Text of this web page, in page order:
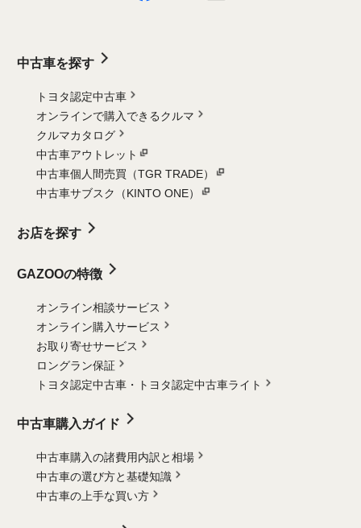
中古車を探す
トヨタ認定中古車
オンラインで購入できるクルマ
クルマカタログ
中古車アウトレット
中古車個人間売買（TGR TRADE）
中古車サブスク（KINTO ONE）
お店を探す
GAZOOの特徴
オンライン相談サービス
オンライン購入サービス
お取り寄せサービス
ロングラン保証
トヨタ認定中古車・
トヨタ認定中古車ライト
中古車購入ガイド
中古車購入の諸費用内訳と相場
中古車の選び方と基礎知識
中古車の上手な買い方